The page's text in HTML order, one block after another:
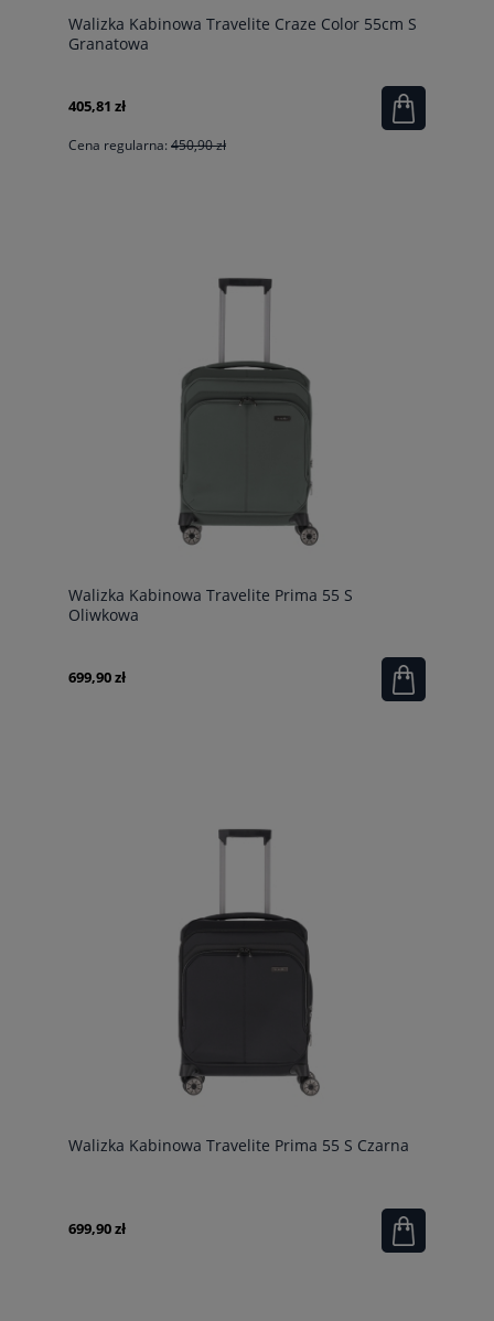
Walizka Kabinowa Travelite Craze Color 55cm S
Granatowa
405,81 zł
Cena regularna: 450,90 zł
Walizka Kabinowa Travelite Prima 55 S
Oliwkowa
699,90 zł
Walizka Kabinowa Travelite Prima 55 S Czarna
699,90 zł